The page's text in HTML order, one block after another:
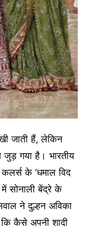
जाती हैं, लेकिन
गया है। भारतीय
के ‘धमाल विद
में सोनाली बेंद्रे के
ने दुल्हन अविका
कैसे अपनी शादी